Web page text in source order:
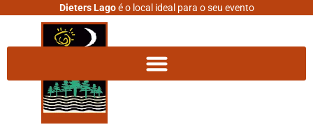
Dieters Lagoé o local ideal para o seu evento